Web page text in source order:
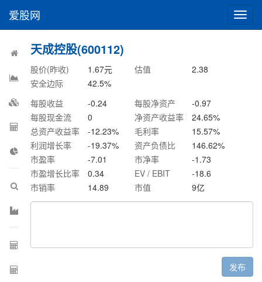
切
换
爱股网
天成控股(600112)
股价(昨收) 1.67元 估值
2.38
安全边际
42.5%
每股收益
-0.24 每股净资产
-0.97
每股现金流
0 净资产收益率 24.65%
总资产收益率
-12.23% 毛利率 15.57%
利润增长率
-19.37% 资产负债比 146.62%
市盈率
-7.01 市净率
-1.73
市盈增长比率
0.34 EV / EBIT
-18.6
市销率
14.89 市值 9亿
发布